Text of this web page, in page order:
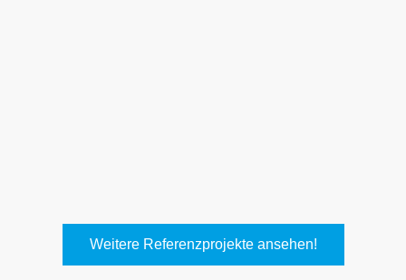
Weitere Referenzprojekte ansehen!